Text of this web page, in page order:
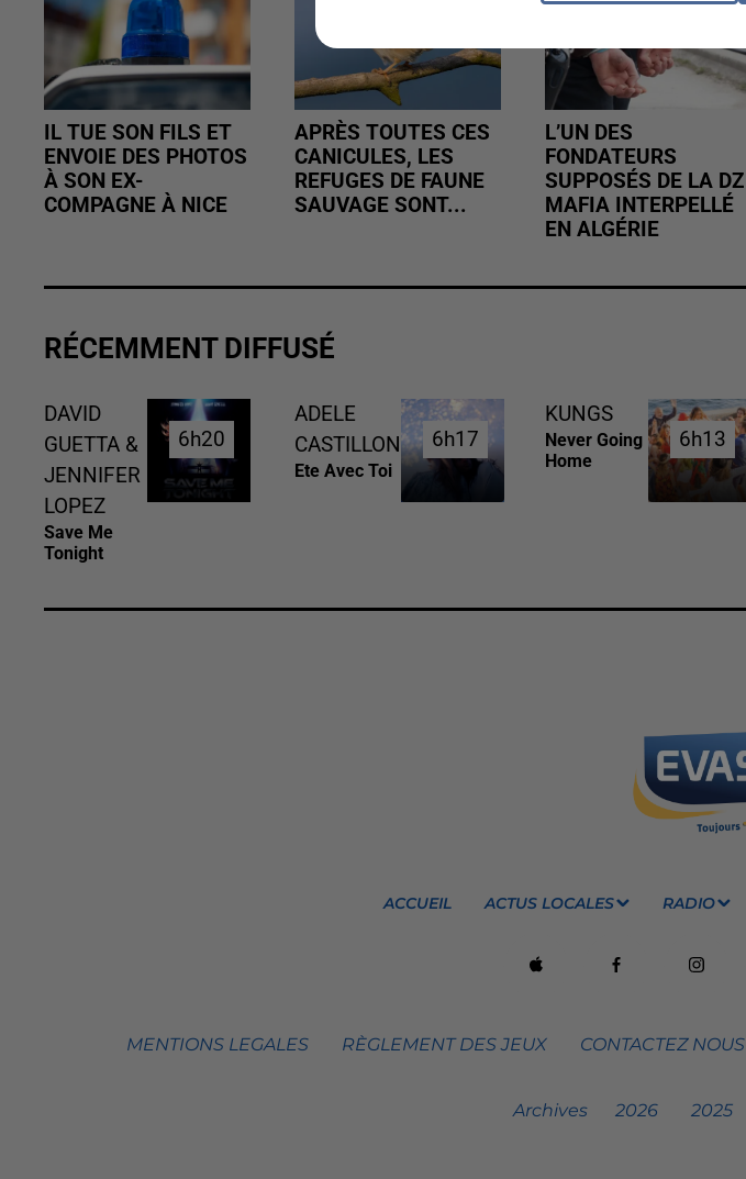
IL TUE SON FILS ET
ENVOIE DES PHOTOS
À SON EX-
COMPAGNE À NICE
APRÈS TOUTES CES
CANICULES, LES
REFUGES DE FAUNE
SAUVAGE SONT...
L’UN DES
FONDATEURS
SUPPOSÉS DE LA DZ
MAFIA INTERPELLÉ
EN ALGÉRIE
RÉCEMMENT DIFFUSÉ
DAVID
GUETTA &
JENNIFER
LOPEZ
Save Me
Tonight
6h20
6h20
ADELE
CASTILLON
Ete Avec Toi
6h17
6h17
KUNGS
Never Going
Home
6h13
6h13
ACCUEIL ACTUS LOCALES RADIO
MENTIONS LEGALES RÈGLEMENT DES JEUX CONTACTEZ NOUS
Archives 2026 2025